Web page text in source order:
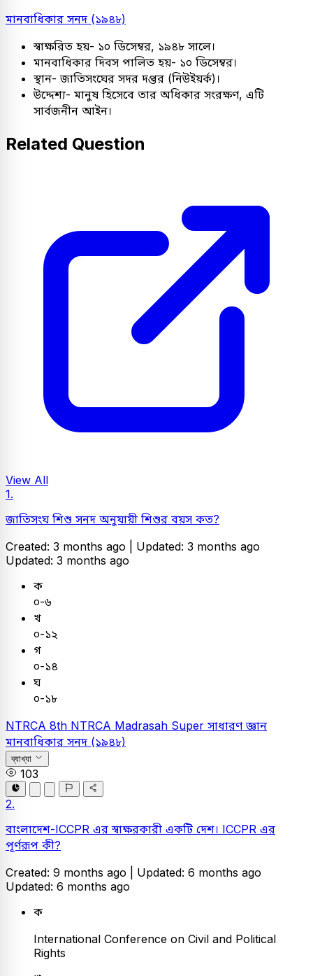
মানবাধিকার সনদ (১৯৪৮)
স্বাক্ষরিত হয়- ১০ ডিসেম্বর, ১৯৪৮ সালে।
মানবাধিকার দিবস পালিত হয়- ১০ ডিসেম্বর।
স্থান- জাতিসংঘের সদর দপ্তর (নিউইয়র্ক)।
উদ্দেশ্য- মানুষ হিসেবে তার অধিকার সংরক্ষণ, এটি
সার্বজনীন আইন।
Related Question
View All
1.
জাতিসংঘ শিশু সনদ অনুযায়ী শিশুর বয়স কত?
Created: 3 months ago | Updated: 3 months ago
Updated: 3 months ago
ক
০-৬
খ
০-১২
গ
০-১৪
ঘ
০-১৮
NTRCA 8th NTRCA Madrasah Super সাধারণ জ্ঞান
মানবাধিকার সনদ (১৯৪৮)
ব্যাখ্যা
103
2.
বাংলাদেশ-ICCPR এর স্বাক্ষরকারী একটি দেশ। ICCPR এর
পূর্ণরূপ কী?
Created: 9 months ago | Updated: 6 months ago
Updated: 6 months ago
ক
International Conference on Civil and Political
Rights